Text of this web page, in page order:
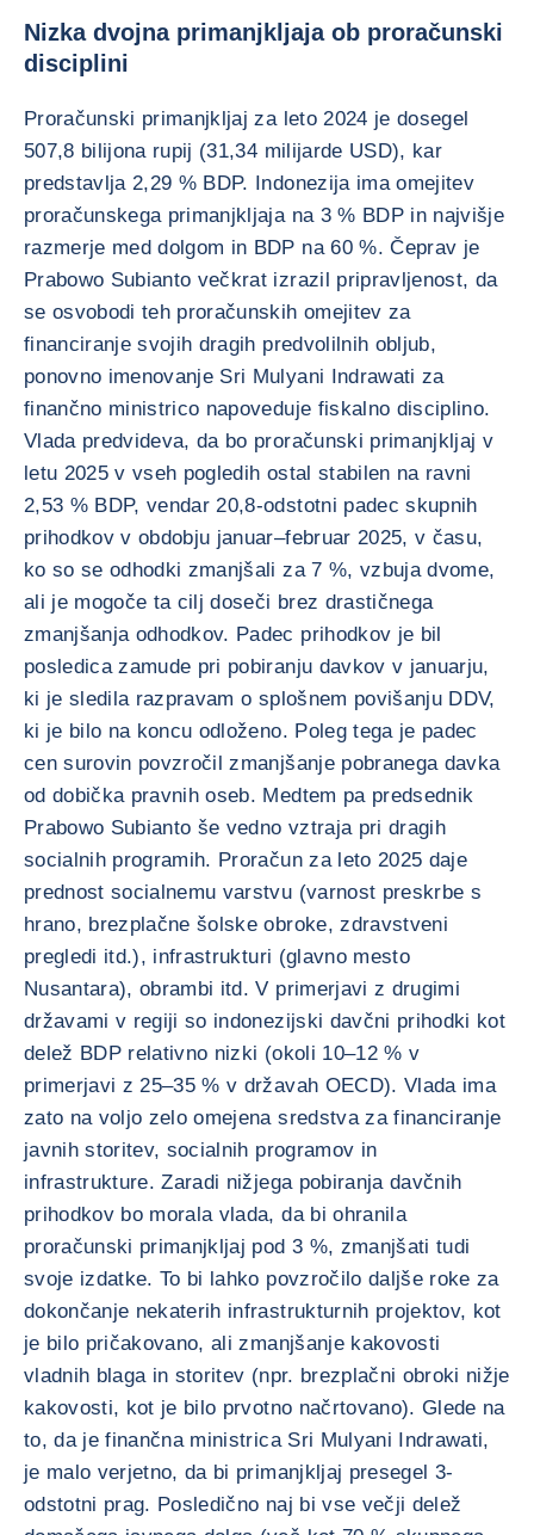
Nizka dvojna primanjkljaja ob proračunski
disciplini
Proračunski primanjkljaj za leto 2024 je dosegel
507,8 bilijona rupij (31,34 milijarde USD), kar
predstavlja 2,29 % BDP. Indonezija ima omejitev
proračunskega primanjkljaja na 3 % BDP in najvišje
razmerje med dolgom in BDP na 60 %. Čeprav je
Prabowo Subianto večkrat izrazil pripravljenost, da
se osvobodi teh proračunskih omejitev za
financiranje svojih dragih predvolilnih obljub,
ponovno imenovanje Sri Mulyani Indrawati za
finančno ministrico napoveduje fiskalno disciplino.
Vlada predvideva, da bo proračunski primanjkljaj v
letu 2025 v vseh pogledih ostal stabilen na ravni
2,53 % BDP, vendar 20,8-odstotni padec skupnih
prihodkov v obdobju januar–februar 2025, v času,
ko so se odhodki zmanjšali za 7 %, vzbuja dvome,
ali je mogoče ta cilj doseči brez drastičnega
zmanjšanja odhodkov. Padec prihodkov je bil
posledica zamude pri pobiranju davkov v januarju,
ki je sledila razpravam o splošnem povišanju DDV,
ki je bilo na koncu odloženo. Poleg tega je padec
cen surovin povzročil zmanjšanje pobranega davka
od dobička pravnih oseb. Medtem pa predsednik
Prabowo Subianto še vedno vztraja pri dragih
socialnih programih. Proračun za leto 2025 daje
prednost socialnemu varstvu (varnost preskrbe s
hrano, brezplačne šolske obroke, zdravstveni
pregledi itd.), infrastrukturi (glavno mesto
Nusantara), obrambi itd. V primerjavi z drugimi
državami v regiji so indonezijski davčni prihodki kot
delež BDP relativno nizki (okoli 10–12 % v
primerjavi z 25–35 % v državah OECD). Vlada ima
zato na voljo zelo omejena sredstva za financiranje
javnih storitev, socialnih programov in
infrastrukture. Zaradi nižjega pobiranja davčnih
prihodkov bo morala vlada, da bi ohranila
proračunski primanjkljaj pod 3 %, zmanjšati tudi
svoje izdatke. To bi lahko povzročilo daljše roke za
dokončanje nekaterih infrastrukturnih projektov, kot
je bilo pričakovano, ali zmanjšanje kakovosti
vladnih blaga in storitev (npr. brezplačni obroki nižje
kakovosti, kot je bilo prvotno načrtovano). Glede na
to, da je finančna ministrica Sri Mulyani Indrawati,
je malo verjetno, da bi primanjkljaj presegel 3-
odstotni prag. Posledično naj bi vse večji delež